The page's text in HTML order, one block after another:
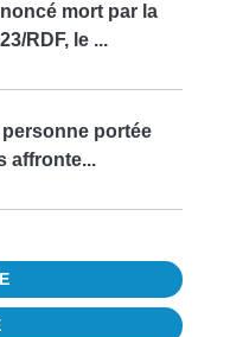
mort par la
RDF, le ...
personne portée
affronte...